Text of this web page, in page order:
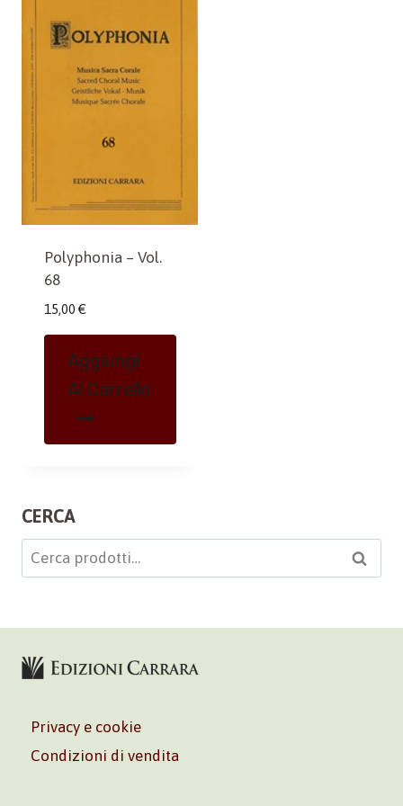
Polyphonia – Vol.
68
15,00 €
Aggiungi
Al Carrello
CERCA
Cerca: Cerca
Privacy e cookie
Condizioni di vendita